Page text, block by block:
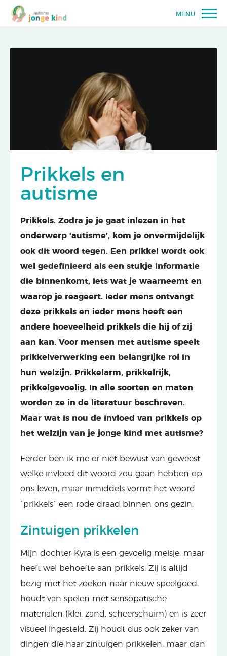
MENU
Prikkels en
autisme
Prikkels. Zodra je je gaat inlezen in het
onderwerp ‘autisme’, kom je onvermijdelijk
ook dit woord tegen. Een prikkel wordt ook
wel gedefinieerd als een stukje informatie
die binnenkomt, iets wat je waarneemt en
waarop je reageert. Ieder mens ontvangt
deze prikkels en ieder mens heeft een
andere hoeveelheid prikkels die hij of zij
aan kan. Voor mensen met autisme speelt
prikkelverwerking een belangrijke rol in
hun welzijn. Prikkelarm, prikkelrijk,
prikkelgevoelig. In alle soorten en maten
worden ze in de literatuur beschreven.
Maar wat is nou de invloed van prikkels op
het welzijn van je jonge kind met autisme?
Eerder ben ik me er niet bewust van geweest
welke invloed dit woord zou gaan hebben op
ons leven, maar inmiddels vormt het woord
´prikkels´ een rode draad binnen ons gezin.
Zintuigen prikkelen
Mijn dochter Kyra is een gevoelig meisje, maar
heeft wel behoefte aan prikkels. Zij is altijd
bezig met het zoeken naar nieuw speelgoed,
houdt van spelen met sensopatische
materialen (klei, zand, scheerschuim) en is zeer
visueel ingesteld. Zij houdt dus ook zeker van
dingen die haar zintuigen prikkelen, maar dan